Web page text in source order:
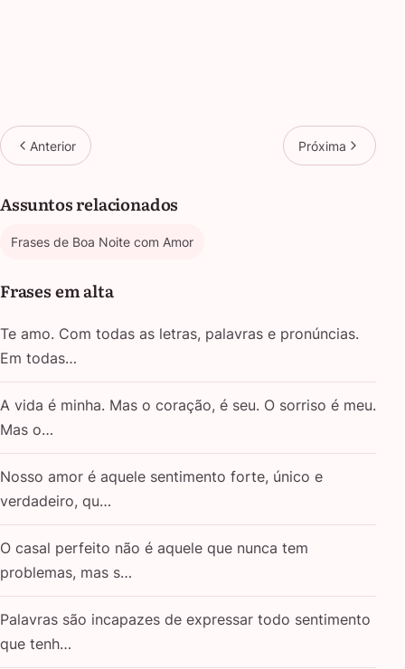
Anterior Próxima
Assuntos relacionados
Frases de Boa Noite com Amor
Frases em alta
Te amo. Com todas as letras, palavras e pronúncias.
Em todas…
A vida é minha. Mas o coração, é seu. O sorriso é meu.
Mas o…
Nosso amor é aquele sentimento forte, único e
verdadeiro, qu…
O casal perfeito não é aquele que nunca tem
problemas, mas s…
Palavras são incapazes de expressar todo sentimento
que tenh…